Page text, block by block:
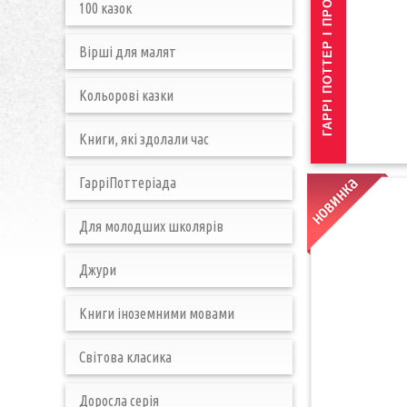
Г
А
Р
Р
І
П
О
Т
Т
Е
Р
І
П
Р
О
К
Л
Я
Т
Е
Д
И
Т
100 казок
Вірші для малят
Кольорові казки
Книги, які здолали час
ГарріПоттеріада
Для молодших школярів
Джури
Книги іноземними мовами
Світова класика
Доросла серія